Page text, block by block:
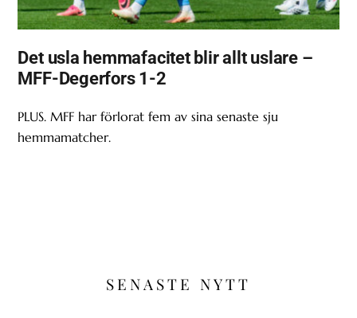
Det usla hemmafacitet blir allt uslare –
MFF-Degerfors 1-2
PLUS. MFF har förlorat fem av sina senaste sju
hemmamatcher.
SENASTE NYTT